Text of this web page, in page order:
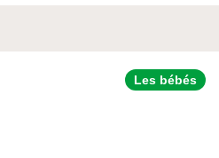
Les bébés